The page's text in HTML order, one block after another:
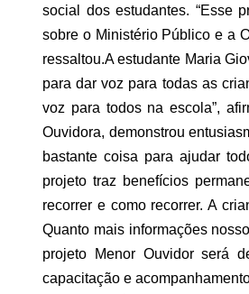
social dos estudantes. “Esse
sobre o Ministério Público e a
ressaltou.A estudante Maria
para dar voz para todas as
voz para todos na escola”,
Ouvidora, demonstrou
bastante coisa para ajudar
projeto traz benefícios
recorrer e como recorrer. A
Quanto mais informações
projeto Menor Ouvidor será
capacitação e